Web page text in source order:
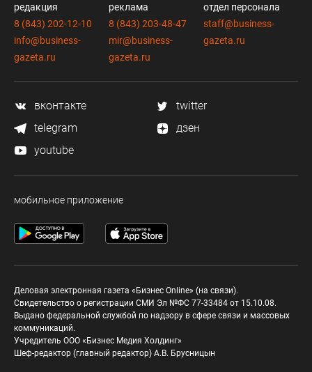
редакция
8 (843) 202-12-10
info@business-
gazeta.ru
реклама
8 (843) 203-48-47
mir@business-
gazeta.ru
отдел персонала
staff@business-
gazeta.ru
вконтакте
twitter
telegram
дзен
youtube
мобильное приложение
Деловая электронная газета «Бизнес Online» (на связи).
Свидетельство о регистрации СМИ Эл №ФС 77-33484 от 15.10.08.
Выдано федеральной службой по надзору в сфере связи и массовых
коммуникаций.
Учредитель ООО «Бизнес Медия Холдинг»
Шеф-редактор (главный редактор) А.В. Брусницын